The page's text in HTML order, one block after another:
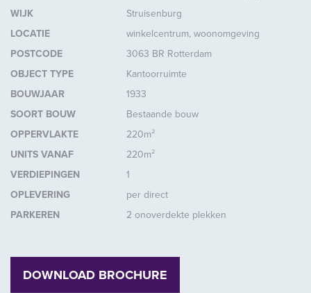
WIJK
Struisenburg
LOCATIE
winkelcentrum, woonomgeving
POSTCODE
3063 BR Rotterdam
OBJECT TYPE
Kantoorruimte
BOUWJAAR
1933
SOORT BOUW
Bestaande bouw
OPPERVLAKTE
220m²
UNITS VANAF
220m²
VERDIEPINGEN
1
OPLEVERING
per direct
PARKEREN
2 onoverdekte plekken
DOWNLOAD BROCHURE